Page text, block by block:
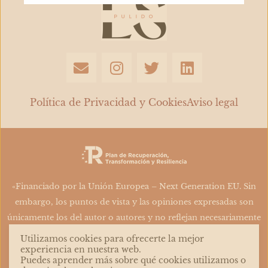
E
n
e
o
p
e
I
n
t
g
r
a
m
T
w
t
e
r
L
i
k
d
n
Política de Privacidad y CookiesAviso legal
«Financiado por la Unión Europea – Next Generation EU. Sin
embargo, los puntos de vista y las opiniones expresadas son
únicamente los del autor o autores y no reflejan necesariamente
los de la Unión Europea o la Comisión Europea. Ni la Unión
Europea ni la Comisión Europea pueden ser consideradas
responsables de las mismas»
Utilizamos cookies para ofrecerte la mejor
experiencia en nuestra web.
Puedes aprender más sobre qué cookies utilizamos o